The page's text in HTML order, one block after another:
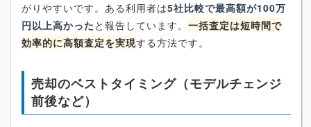
がりやすいです。ある利用者は5社比較で最高額が100万
円以上高かった と報告しています。 一括査定は短時間で
効率的に高額査定を実現する方法です。
売却のベストタイミング（モデルチェンジ
前後など）